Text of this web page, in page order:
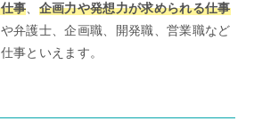
事、 企画力や発想力が求められる仕事
弁護士、企画職、開発職、営業職など
事といえます。